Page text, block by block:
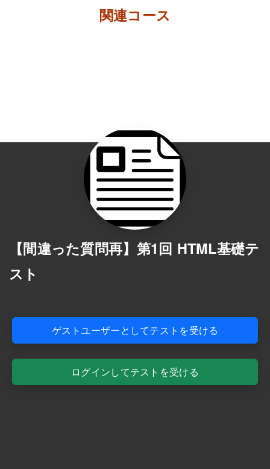
関連コース
【間違った質問再】第1回 HTML基礎テ
スト
ゲストユーザーとしてテストを受ける
ログインしてテストを受ける